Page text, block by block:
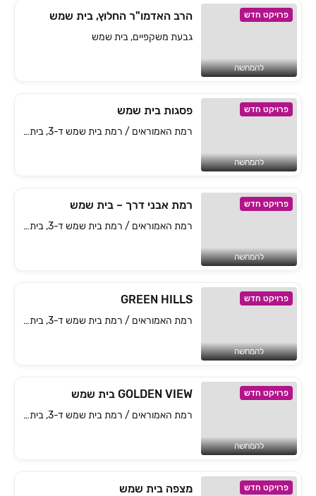
פרויקט חדש
להמחשה
הרב האדמו"ר החלוץ, בית שמש
גבעת משקפיים, בית שמש
פרויקט חדש
להמחשה
פסגות בית שמש
רמת האמוראים / רמת בית שמש ד-3, בית שמש
פרויקט חדש
להמחשה
רמת אבני דרך – בית שמש
רמת האמוראים / רמת בית שמש ד-3, בית שמש
פרויקט חדש
להמחשה
GREEN HILLS
רמת האמוראים / רמת בית שמש ד-3, בית שמש
פרויקט חדש
להמחשה
GOLDEN VIEW בית שמש
רמת האמוראים / רמת בית שמש ד-3, בית שמש
פרויקט חדש מצפה בית שמש